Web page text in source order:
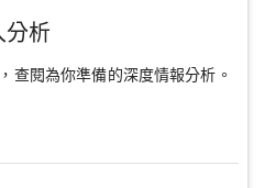
分析
查閱為你準備的深度情報分析。